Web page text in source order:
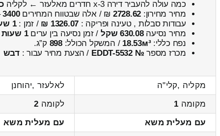
כמה עולה להעביר דירה 3-x חדרים מאלעזר ← לקליה
מחיר מחירון: 2728.62 ₪ / אלה שבטווח המחירים3400
עבודות סבלות , טעינה ופריקה : 1326.07 ₪ / זמן :1 שעות 10 דקות
מחיר נסיעה630.08 שקל / זמן נסיעה בין ערים1 שעות , 5 דקות
נפח כללי:18.53м³ / המשקל הכולל:898 ק”ג.
מכרז מספר № EDDT-5532 / הצעת מחיר עבור :דבש
מקליה ,קלי"ה
לאלעזר ,יהוחנן
מקומה 1 לקומה 2
עם מעלית משא
עם מעלית משא